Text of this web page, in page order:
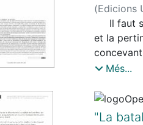
(Edicions
Il faut
et la
devrais
entenant,
Més...
"La